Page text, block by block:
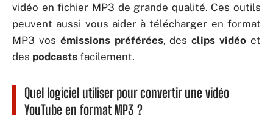
vidéo en fichier MP3 de grande qualité. Ces outils
peuvent aussi vous aider à télécharger en format
MP3 vos émissions préférées, desclips vidéo et
des podcasts facilement.
Quel logiciel utiliser pour convertir une vidéo
YouTube en format MP3 ?